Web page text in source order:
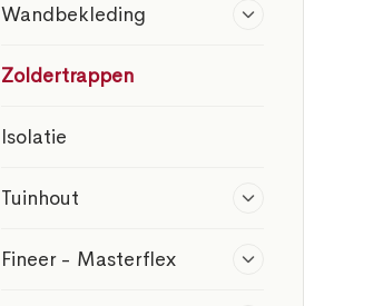
Wandbekleding
Zoldertrappen
Isolatie
Tuinhout
Fineer - Masterflex